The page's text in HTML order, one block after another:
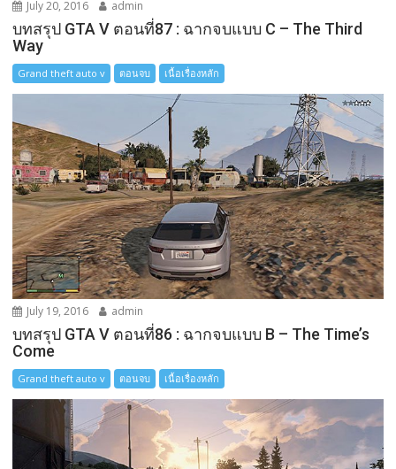
July 20, 2016 admin
บทสรุป GTA V ตอนที่87 : ฉากจบแบบ C – The Third
Way
Grand theft auto v ตอนจบ เนื้อเรื่องหลัก
July 19, 2016 admin
บทสรุป GTA V ตอนที่86 : ฉากจบแบบ B – The Time’s
Come
Grand theft auto v ตอนจบ เนื้อเรื่องหลัก